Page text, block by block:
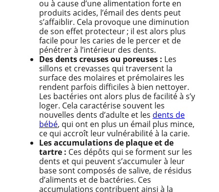
ou à cause d’une alimentation forte en
produits acides, l’émail des dents peut
s’affaiblir. Cela provoque une diminution
de son effet protecteur ; il est alors plus
facile pour les caries de le percer et de
pénétrer à l’intérieur des dents.
Des dents creuses ou poreuses : Les
sillons et crevasses qui traversent la
surface des molaires et prémolaires les
rendent parfois difficiles à bien nettoyer.
Les bactéries ont alors plus de facilité à s’y
loger. Cela caractérise souvent les
nouvelles dents d’adulte et les dents de
bébé, qui ont en plus un émail plus mince,
ce qui accroît leur vulnérabilité à la carie.
Les accumulations de plaque et de
tartre : Ces dépôts qui se forment sur les
dents et qui peuvent s’accumuler à leur
base sont composés de salive, de résidus
d’aliments et de bactéries. Ces
accumulations contribuent ainsi à la